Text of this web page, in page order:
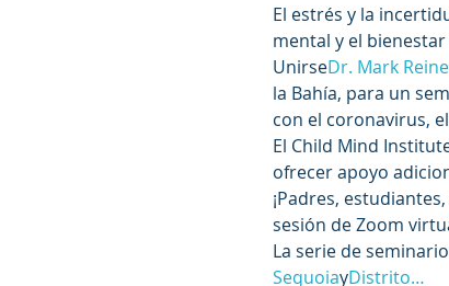
El estrés y la
mental y el
UnirseDr. Mark
la Bahía, para un
con el coronavirus,
El Child Mind
ofrecer apoyo
¡Padres,
sesión de Zoom
La serie de
SequoiayDistrito…